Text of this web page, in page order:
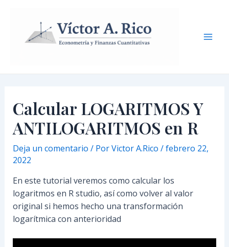
contenido
Calcular LOGARITMOS Y
ANTILOGARITMOS en R
Deja un comentario / PorVictor A.Rico /febrero 22,
2022
En este tutorial veremos como calcular los
logaritmos en R studio, así como volver al valor
original si hemos hecho una transformación
logarítmica con anterioridad
entradas